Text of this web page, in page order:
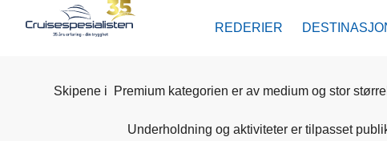
REDERIER
Skipene i Premium kategorien er av medium og stor
Underholdning og aktiviteter er tilpasset